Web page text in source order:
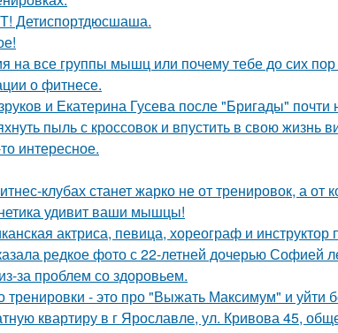
Детиспортдюсшаша.
на все группы мышц или почему тебе до сих пор
о фитнесе.
и Екатерина Гусева после "Бригады" почти
пыль с кроссовок и впустить в свою жизнь
интересное.
клубах станет жарко не от тренировок, а от
удивит ваши мышцы!
актриса, певица, хореограф и
редкое фото с 22-летней дочерью Софией
за проблем со здоровьем.
тренировки - это про "Выжать Максимум" и уйти
квартиру в г Ярославле, ул. Кривова 45,